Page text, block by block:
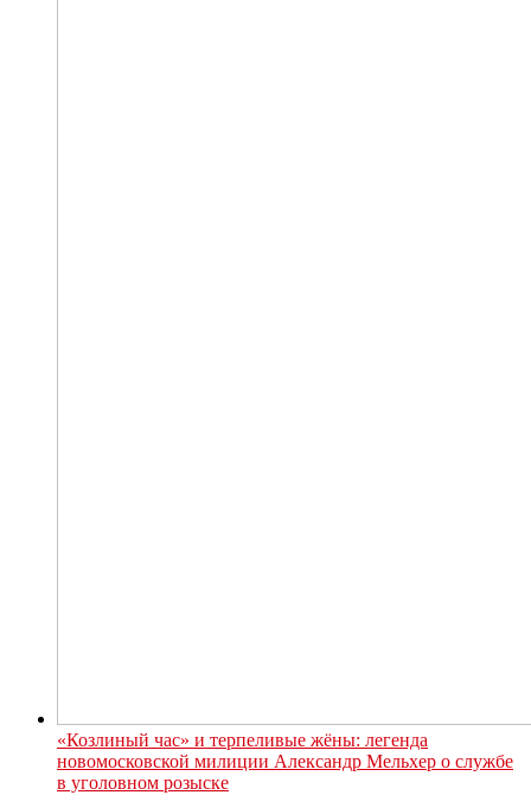
«Козлиный час» и терпеливые жёны: легенда
новомосковской милиции Александр Мельхер о службе
в уголовном розыске